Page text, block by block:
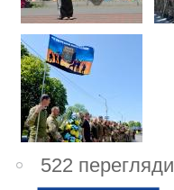
522 перегляди